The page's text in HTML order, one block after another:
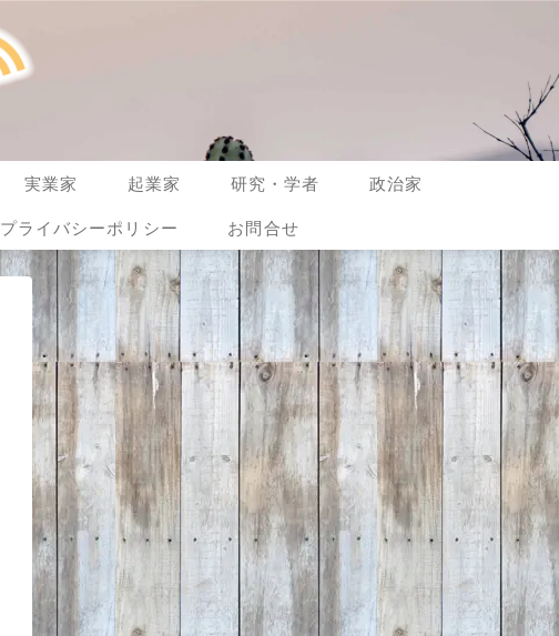
実業家 起業家 研究・学者 政治家
プライバシーポリシー お問合せ